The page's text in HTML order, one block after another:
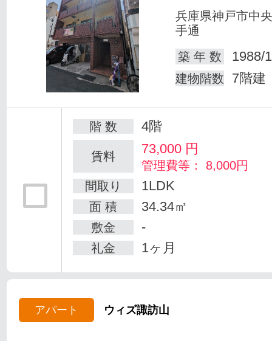
兵庫県神戸市中
手通
築 年 数
1988/
建物階数 7階建
階 数 4階
賃料 73,000 円
管理費等： 8,000円
間取り
1LDK
面 積 34.34㎡
敷金 -
礼金 1ヶ月
アパート ウィズ諏訪山